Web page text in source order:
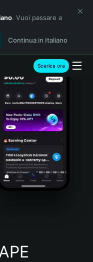
. Vuoi passare a
Continua in Italiano
Scarica ora